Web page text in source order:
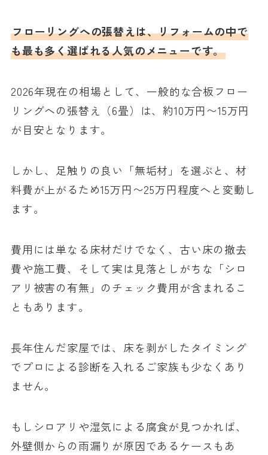
フローリングへの張替えは、リフォームの中で
も最も多く選ばれる人気のメニューです。
2026年現在の相場として、一般的な合板フロー
リングへの張替え（6畳）は、約10万円〜15万円
が目安となります。
しかし、足触りの良い「無垢材」を選ぶと、材
料費が上がるため15万円〜25万円程度へと変動し
ます。
費用には単なる床材だけでなく、古い床の撤去
費や施工費、そして実は見落としがちな「シロ
アリ被害の有無」のチェック費用が含まれるこ
ともあります。
長年住んだ家屋では、床を剥がしたタイミング
でプロによる診断を入れるご家族も少なくあり
ません。
もしシロアリや湿気による腐食が見つかれば、
外壁側からの雨漏りが原因であるケースもあ